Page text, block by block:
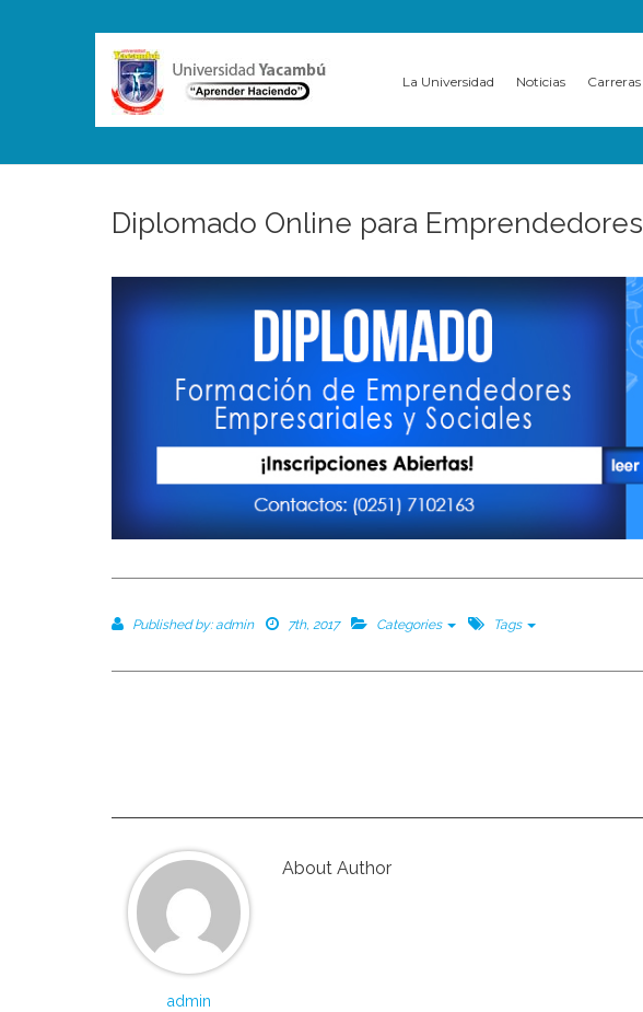
La Universidad Noticias Carreras
Diplomado Online para Emprendedores
Published by:admin 7th, 2017 Categories Tags
admin
About Author